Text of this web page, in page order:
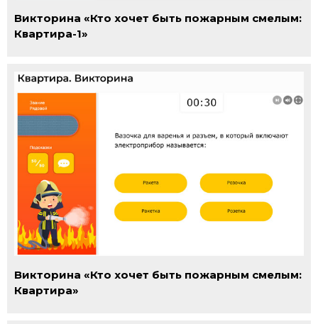
Викторина «Кто хочет быть пожарным смелым:
Квартира-1»
Викторина «Кто хочет быть пожарным смелым:
Квартира»